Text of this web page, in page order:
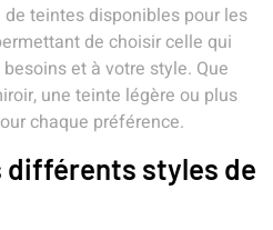
teintes disponibles pour les
de choisir celle qui
et à votre style. Que
une teinte légère ou plus
chaque préférence.
différents styles de